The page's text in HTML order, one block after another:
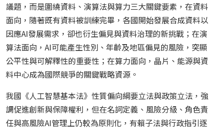
議題，而是圍繞資料、演算法與算力三大關鍵要素，在資料
面向，隨著既有資料被訓練完畢，各國開始發展合成資料以
因應AI發展需求，卻也衍生偏見與資料治理的新挑戰；在演
算法面向，AI可能產生性別、年齡及地區偏見的風險，突顯
公平性與可解釋性的重要性；在算力面向，晶片、能源與資
料中心成為國際競爭的關鍵戰略資源。
我國《人工智慧基本法》性質偏向綱要立法與政策立法，強
調促進創新與保障權利，但在名詞定義、風險分級、角色責
任與高風險AI管理上仍較為原則化，有賴子法與行政指引逐